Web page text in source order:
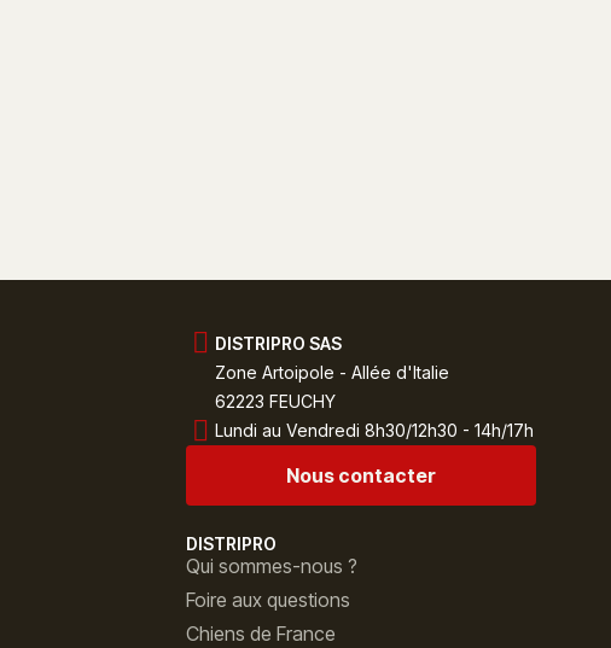
DISTRIPRO SAS
Zone Artoipole - Allée d'Italie
62223 FEUCHY
Lundi au Vendredi 8h30/12h30 - 14h/17h
Nous contacter
DISTRIPRO
Qui sommes-nous ?
Foire aux questions
Chiens de France